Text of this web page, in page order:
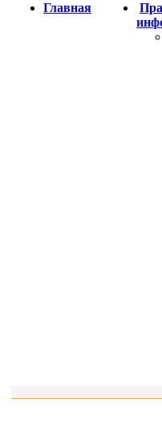
Главная